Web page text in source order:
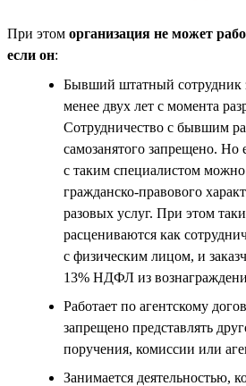
При этом организация не может
если он:
Бывший штатный сотрудник
менее двух лет с момента
Сотрудничество с бывшим
самозанятого запрещено.
с таким специалистом можно
гражданско-правового
разовых услуг. При этом
расцениваются как
с физическим лицом, и
13% НДФЛ из
Работает по агентскому
запрещено представлять
поручения, комиссии или
Занимается деятельностью,